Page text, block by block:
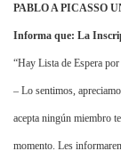
PABLO A PICASSO
Informa que: La
“Hay Lista de Espera
– Lo sentimos,
acepta ningún miembro
momento. Les